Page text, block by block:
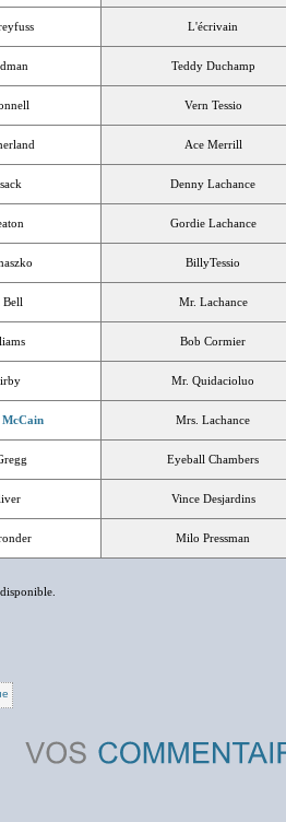
L'écrivain
Teddy Duchamp
Vern Tessio
Ace Merrill
Denny Lachance
Gordie Lachance
BillyTessio
Bell Mr. Lachance
Bob Cormier
Mr. Quidacioluo
McCain Mrs. Lachance
Eyeball Chambers
Vince Desjardins
Milo Pressman